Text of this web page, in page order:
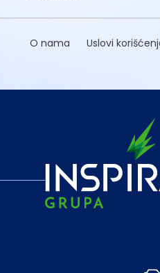
O nama Uslovi